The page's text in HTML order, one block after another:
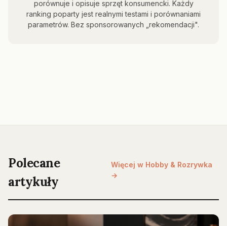
porównuje i opisuje sprzęt konsumencki. Każdy
ranking poparty jest realnymi testami i porównaniami
parametrów. Bez sponsorowanych „rekomendacji".
Polecane
artykuły
Więcej w Hobby & Rozrywka
→